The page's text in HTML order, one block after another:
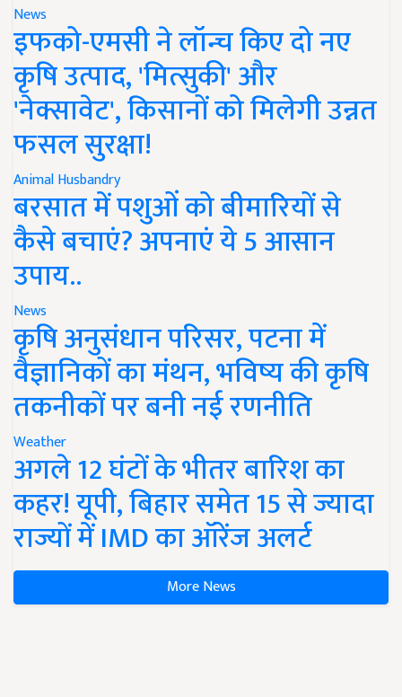
News
इफको-एमसी ने लॉन्च किए दो नए
कृषि उत्पाद, 'मित्सुकी' और
'नेक्सावेट', किसानों को मिलेगी उन्नत
फसल सुरक्षा!
Animal Husbandry
बरसात में पशुओं को बीमारियों से
कैसे बचाएं? अपनाएं ये 5 आसान
उपाय..
News
कृषि अनुसंधान परिसर, पटना में
वैज्ञानिकों का मंथन, भविष्य की कृषि
तकनीकों पर बनी नई रणनीति
Weather
अगले 12 घंटों के भीतर बारिश का
कहर! यूपी, बिहार समेत 15 से ज्यादा
राज्यों में IMD का ऑरेंज अलर्ट
More News